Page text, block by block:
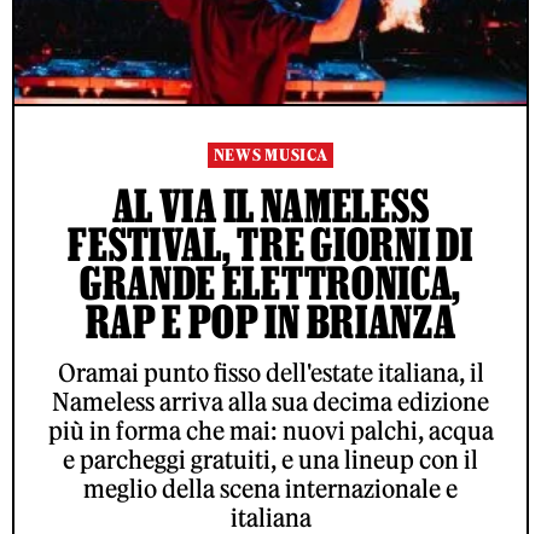
NEWS MUSICA
AL VIA IL NAMELESS
FESTIVAL, TRE GIORNI DI
GRANDE ELETTRONICA,
RAP E POP IN BRIANZA
Oramai punto fisso dell'estate italiana, il
Nameless arriva alla sua decima edizione
più in forma che mai: nuovi palchi, acqua
e parcheggi gratuiti, e una lineup con il
meglio della scena internazionale e
italiana